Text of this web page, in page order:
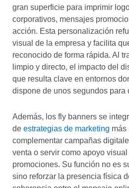
gran superficie para imprimir
corporativos, mensajes
acción. Esta personalización
visual de la empresa y facilita
reconocido de forma rápida. Al
limpio y directo, el impacto del
que resulta clave en entornos
dispone de unos segundos para
Además, los fly banners se
de estrategias de marketing más
complementar campañas
venta o servir como apoyo
promociones. Su función no es
sino reforzar la presencia física